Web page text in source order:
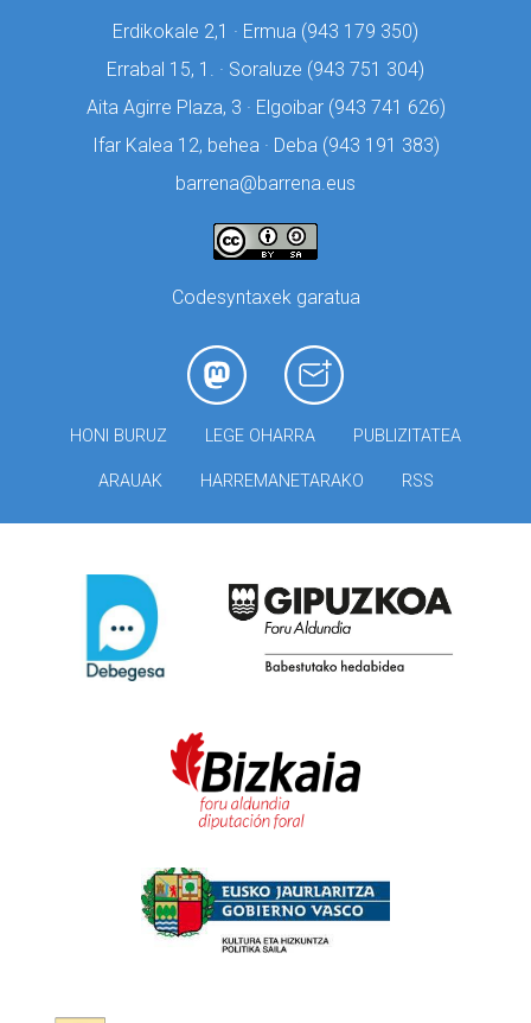
Erdikokale 2,1 · Ermua (943 179 350)
Errabal 15, 1. · Soraluze (943 751 304)
Aita Agirre Plaza, 3 · Elgoibar (943 741 626)
Ifar Kalea 12, behea · Deba (943 191 383)
barrena@barrena.eus
Codesyntaxek garatua
HONI BURUZ LEGE OHARRA PUBLIZITATEA
ARAUAK HARREMANETARAKO RSS